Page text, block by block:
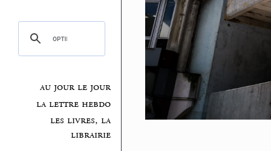
au jour le jour
la lettre hebdo
les livres, la
librairie